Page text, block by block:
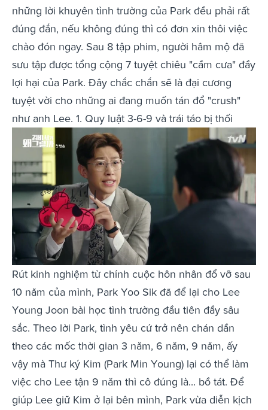
những lời khuyên tình trường của Park đều phải rất
đúng đắn, nếu không đúng thì có đơn xin thôi việc
chào đón ngay. Sau 8 tập phim, người hâm mộ đã
sưu tập được tổng cộng 7 tuyệt chiêu "cầm cưa" đầy
lợi hại của Park. Đây chắc chắn sẽ là đại cương
tuyệt vời cho những ai đang muốn tán đổ "crush"
như anh Lee. 1. Quy luật 3-6-9 và trái táo bị thối
Rút kinh nghiệm từ chính cuộc hôn nhân đổ vỡ sau
10 năm của mình, Park Yoo Sik đã để lại cho Lee
Young Joon bài học tình trường đầu tiên đầy sâu
sắc. Theo lời Park, tình yêu cứ trở nên chán dần
theo các mốc thời gian 3 năm, 6 năm, 9 năm, ấy
vậy mà Thư ký Kim (Park Min Young) lại có thể làm
việc cho Lee tận 9 năm thì cô đúng là... bồ tát. Để
giúp Lee giữ Kim ở lại bên mình, Park vừa diễn kịch